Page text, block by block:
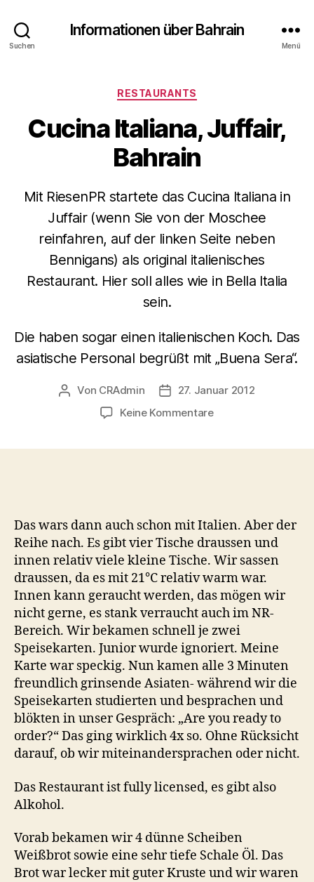
Suchen
Informationen über Bahrain
Menü
Kategorien
RESTAURANTS
Cucina Italiana, Juffair,
Bahrain
Mit RiesenPR startete das Cucina Italiana in
Juffair (wenn Sie von der Moschee
reinfahren, auf der linken Seite neben
Bennigans) als original italienisches
Restaurant. Hier soll alles wie in Bella Italia
sein.
Die haben sogar einen italienischen Koch. Das
asiatische Personal begrüßt mit „Buena Sera“.
Beitragsautor
Von CRAdmin Veröffentlichungsdatum
27. Januar 2012
Keine Kommentarezu
Das wars dann auch schon mit Italien. Aber der
Reihe nach. Es gibt vier Tische draussen und
innen relativ viele kleine Tische. Wir sassen
draussen, da es mit 21°C relativ warm war.
Innen kann geraucht werden, das mögen wir
nicht gerne, es stank verraucht auch im NR-
Bereich. Wir bekamen schnell je zwei
Speisekarten. Junior wurde ignoriert. Meine
Karte war speckig. Nun kamen alle 3 Minuten
freundlich grinsende Asiaten- während wir die
Speisekarten studierten und besprachen und
blökten in unser Gespräch: „Are you ready to
order?“ Das ging wirklich 4x so. Ohne Rücksicht
darauf, ob wir miteinandersprachen oder nicht.
Das Restaurant ist fully licensed, es gibt also
Alkohol.
Vorab bekamen wir 4 dünne Scheiben
Weißbrot sowie eine sehr tiefe Schale Öl. Das
Brot war lecker mit guter Kruste und wir waren